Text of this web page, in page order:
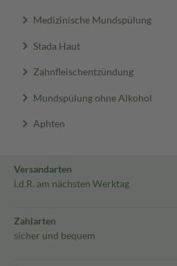
Medizinische Mundspülung
Stada Haut
Zahnfleischentzündung
Mundspülung ohne Alkohol
Aphten
Versandarten
i.d.R. am nächsten Werktag
Zahlarten
sicher und bequem